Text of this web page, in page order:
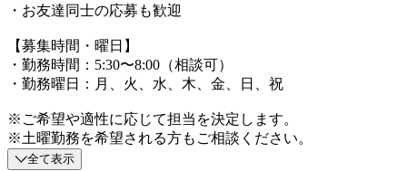
・お友達同士の応募も歓迎
【募集時間・曜日】
・勤務時間：5:30〜8:00（相談可）
・勤務曜日：月、火、水、木、金、日、祝
※ご希望や適性に応じて担当を決定します。
※土曜勤務を希望される方もご相談ください。
全て表示